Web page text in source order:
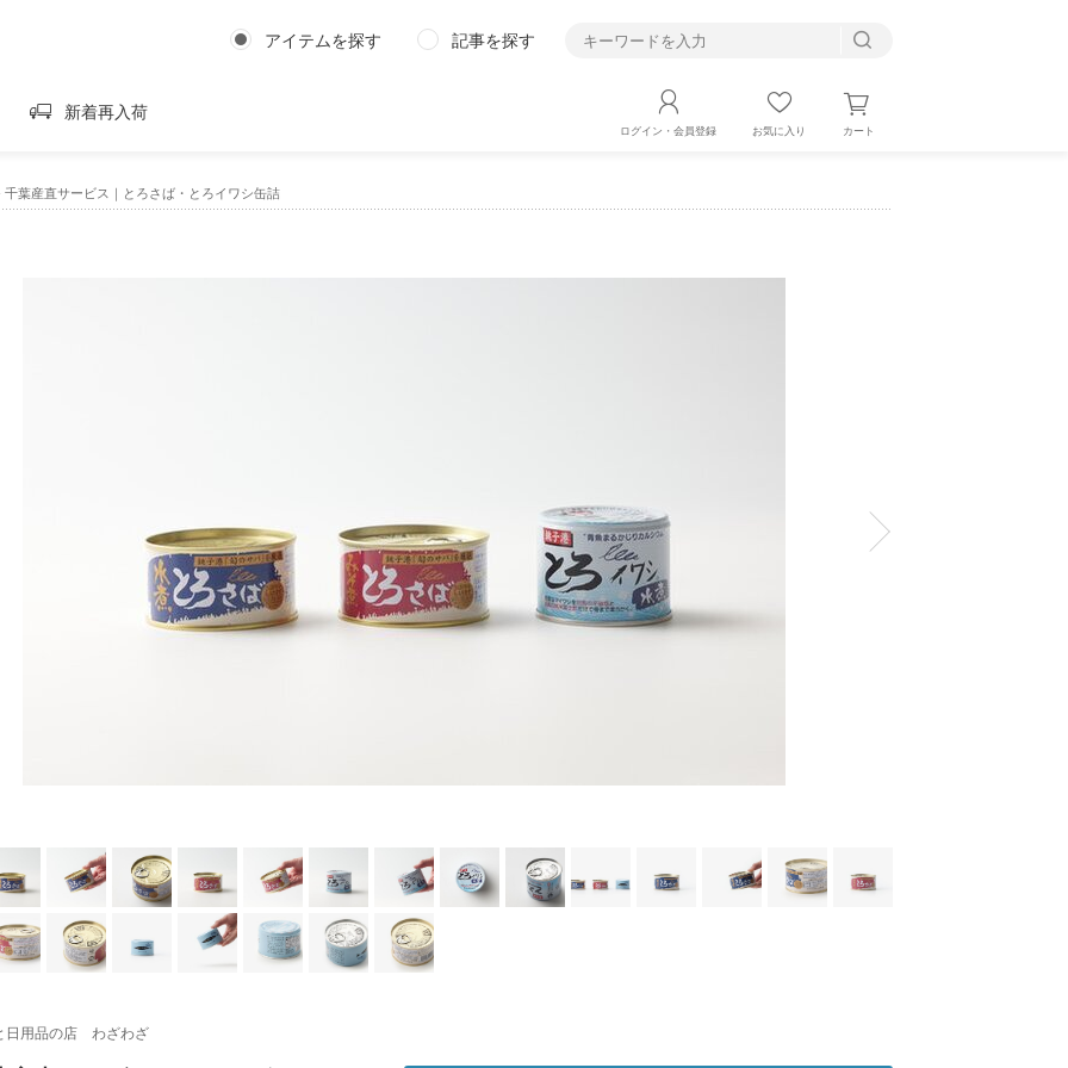
アイテムを探す 記事を探す
新着再入荷
ログイン・会員登録 お気に入り カート
千葉産直サービス｜とろさば・とろイワシ缶詰
日用品の店 わざわざ